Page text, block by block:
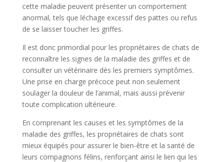
cette maladie peuvent présenter un comportement
anormal, tels que léchage excessif des pattes ou refus
de se laisser toucher les griffes.
Il est donc primordial pour les propriétaires de chats de
reconnaître les signes de la maladie des griffes et de
consulter un vétérinaire dès les premiers symptômes.
Une prise en charge précoce peut non seulement
soulager la douleur de l’animal, mais aussi prévenir
toute complication ultérieure.
En comprenant les causes et les symptômes de la
maladie des griffes, les propriétaires de chats sont
mieux équipés pour assurer le bien-être et la santé de
leurs compagnons félins, renforçant ainsi le lien qui les